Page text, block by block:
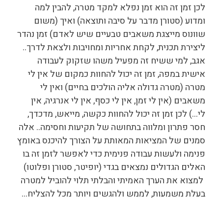
לכן זמן זה הוא זמן נפלא למקד מטרה, להבין למה
ומדוע (סטורן מדבר על סיבה ותוצאה) ואיך (משום
שוונוס מייצגת משאבים טבעיים שיש לאדם) זמן נהדר
ליצירת תכנית, לקחת אחריות ומחויבות ולצאת לדרך..
אגב, למי ששיח זה מפעיל משהו שזקוק לעבודה
אישית במפה, זמן זה יכול להחוות כמקום של אין לי
מטרה (מטרה גדולה אליה הולכים בחיים) ואין לי
משאבים (אין לי זמן, אין לי כסף, אין לי אנרגיה, אין
לי…) לכן זמן זה יכול להחוות כקשה, מייאש, מדכדך,
חסר פתרון ומלווה בתחושה של תקיעות וחסימה.. אלה
סמנים של המציאות המאותת על הצורך להיכנס באומץ
פנימה ולעשות עבודה פנימית כדי לאפשר לזמן זה בו
האלים הגדולים נמצאים בגדי (יופיטר, סטורן ופלוטו)
למצוא את הערך האמיתי והבלתי תלוי להוביל למטרה
בעלת משמעות, לממש ולהגשים ויותר מכל להצליח…